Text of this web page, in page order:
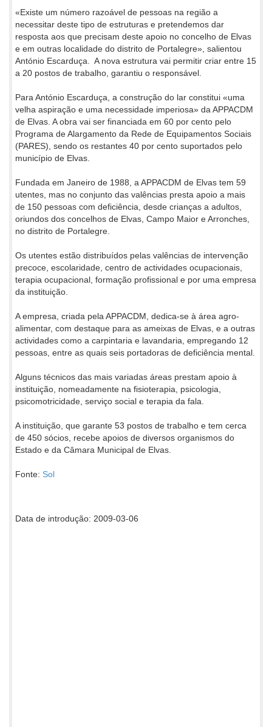
«Existe um número razoável de pessoas na região a
necessitar deste tipo de estruturas e pretendemos dar
resposta aos que precisam deste apoio no concelho de Elvas
e em outras localidade do distrito de Portalegre», salientou
António Escarduça. A nova estrutura vai permitir criar entre 15
a 20 postos de trabalho, garantiu o responsável.
Para António Escarduça, a construção do lar constitui «uma
velha aspiração e uma necessidade imperiosa» da APPACDM
de Elvas. A obra vai ser financiada em 60 por cento pelo
Programa de Alargamento da Rede de Equipamentos Sociais
(PARES), sendo os restantes 40 por cento suportados pelo
município de Elvas.
Fundada em Janeiro de 1988, a APPACDM de Elvas tem 59
utentes, mas no conjunto das valências presta apoio a mais
de 150 pessoas com deficiência, desde crianças a adultos,
oriundos dos concelhos de Elvas, Campo Maior e Arronches,
no distrito de Portalegre.
Os utentes estão distribuídos pelas valências de intervenção
precoce, escolaridade, centro de actividades ocupacionais,
terapia ocupacional, formação profissional e por uma empresa
da instituição.
A empresa, criada pela APPACDM, dedica-se à área agro-
alimentar, com destaque para as ameixas de Elvas, e a outras
actividades como a carpintaria e lavandaria, empregando 12
pessoas, entre as quais seis portadoras de deficiência mental.
Alguns técnicos das mais variadas áreas prestam apoio à
instituição, nomeadamente na fisioterapia, psicologia,
psicomotricidade, serviço social e terapia da fala.
A instituição, que garante 53 postos de trabalho e tem cerca
de 450 sócios, recebe apoios de diversos organismos do
Estado e da Câmara Municipal de Elvas.
Fonte: Sol
Data de introdução: 2009-03-06